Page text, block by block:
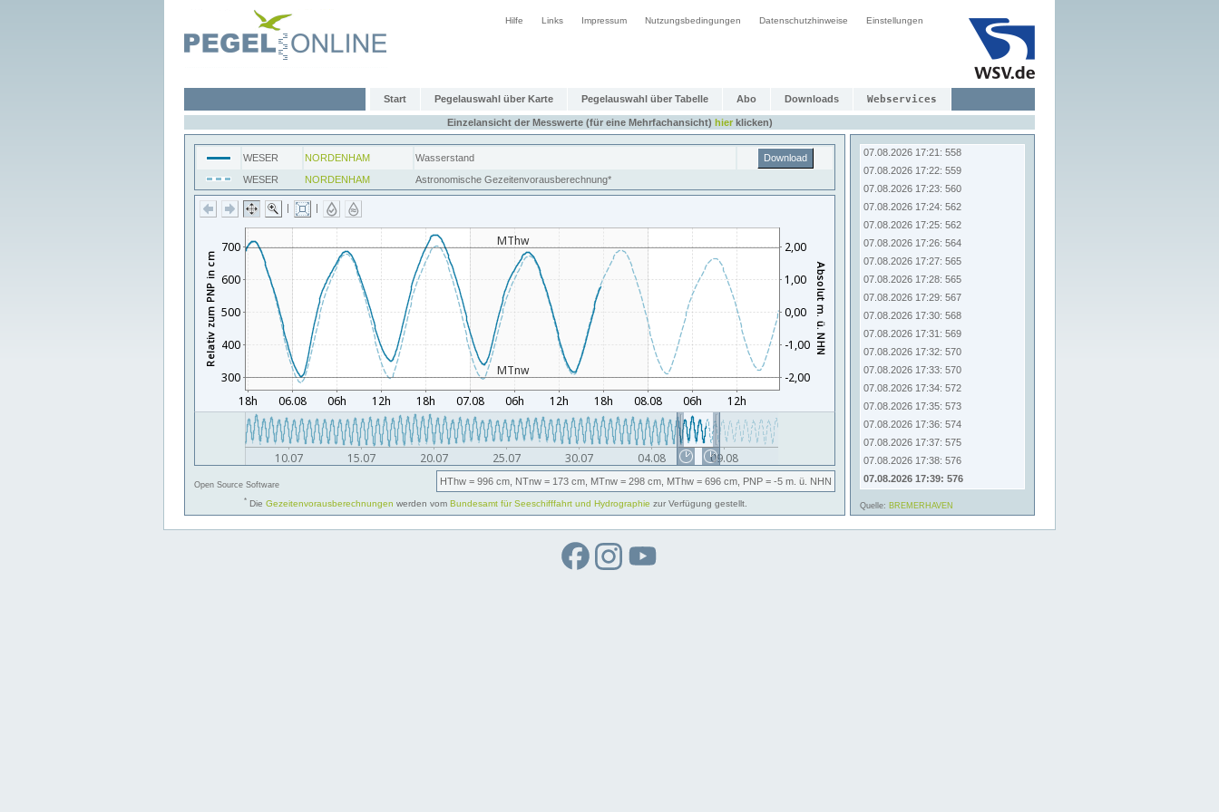
Hilfe Links Impressum Nutzungsbedingungen Datenschutzhinweise Einstellungen
Start Pegelauswahl über Karte Pegelauswahl über Tabelle Abo Downloads Webservices
Einzelansicht der Messwerte (für eine Mehrfachansicht) hierklicken)
WESER NORDENHAM Wasserstand
Download
WESER
NORDENHAM Astronomische Gezeitenvorausberechnung*
| |
Open Source Software HThw = 996 cm, NTnw = 173 cm, MTnw = 298 cm, MThw = 696 cm, PNP = -5 m. ü. NHN
* Die Gezeitenvorausberechnungen werden vom Bundesamt für Seeschifffahrt und Hydrographie zur Verfügung gestellt.
07.08.2026 17:14: 550
07.08.2026 17:18: 555
07.08.2026 17:19: 556
07.08.2026 17:20: 557
07.08.2026 17:21: 558
07.08.2026 17:22: 559
07.08.2026 17:23: 560
07.08.2026 17:24: 562
07.08.2026 17:25: 562
07.08.2026 17:26: 564
07.08.2026 17:27: 565
07.08.2026 17:28: 565
07.08.2026 17:29: 567
07.08.2026 17:30: 568
07.08.2026 17:31: 569
07.08.2026 17:32: 570
07.08.2026 17:33: 570
07.08.2026 17:34: 572
07.08.2026 17:35: 573
07.08.2026 17:36: 574
07.08.2026 17:37: 575
07.08.2026 17:38: 576
07.08.2026 17:39: 576
Quelle: BREMERHAVEN